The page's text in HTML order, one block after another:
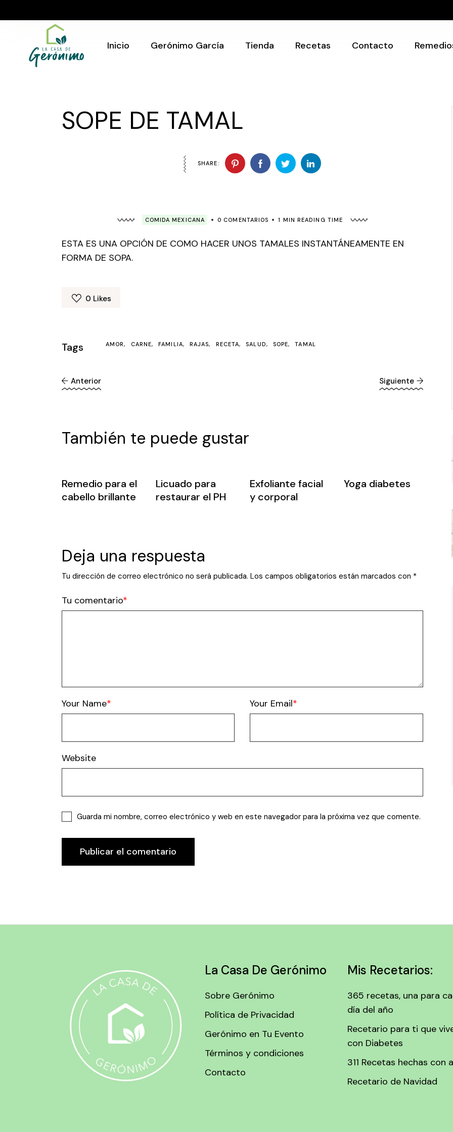
the
Inicio
Gerónimo García
evento
Tienda Recetas Contacto
evento
SOPE DE TAMAL
SHARE:
COMIDA MEXICANA 0 COMENTARIOS 1 MIN READING TIME
ESTA ES UNA OPCIÓN DE COMO HACER UNOS TAMALES INSTANTÁNEAMENTE EN
FORMA DE SOPA.
0 Likes
Tags AMOR CARNE FAMILIA RAJAS RECETA SALUD SOPE TAMAL
Anterior Siguiente
También te puede gustar
Remedio para el
cabello brillante
Licuado para
restaurar el PH
Exfoliante facial
y corporal
Yoga diabetes
Deja una respuesta
Tu dirección de correo electrónico no será publicada. Los campos obligatorios están marcados con *
Tu comentario
Your Name Your Email
Website
Guarda mi nombre, correo electrónico y web en este navegador para la próxima vez que comente.
Publicar el comentario
La Casa De Gerónimo
Sobre Gerónimo
Política de Privacidad
Gerónimo en Tu Evento
Términos y condiciones
Contacto
Mis Recetarios:
365 recetas, una para
día del año
Recetario para ti que
con Diabetes
311 Recetas hechas con
Recetario de Navidad